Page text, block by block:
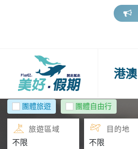
港
團體旅遊 團體自由行
旅遊區域 目的地